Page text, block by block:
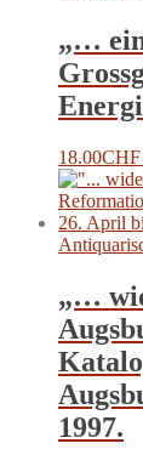
„…
18.00CHF
„…
1997.